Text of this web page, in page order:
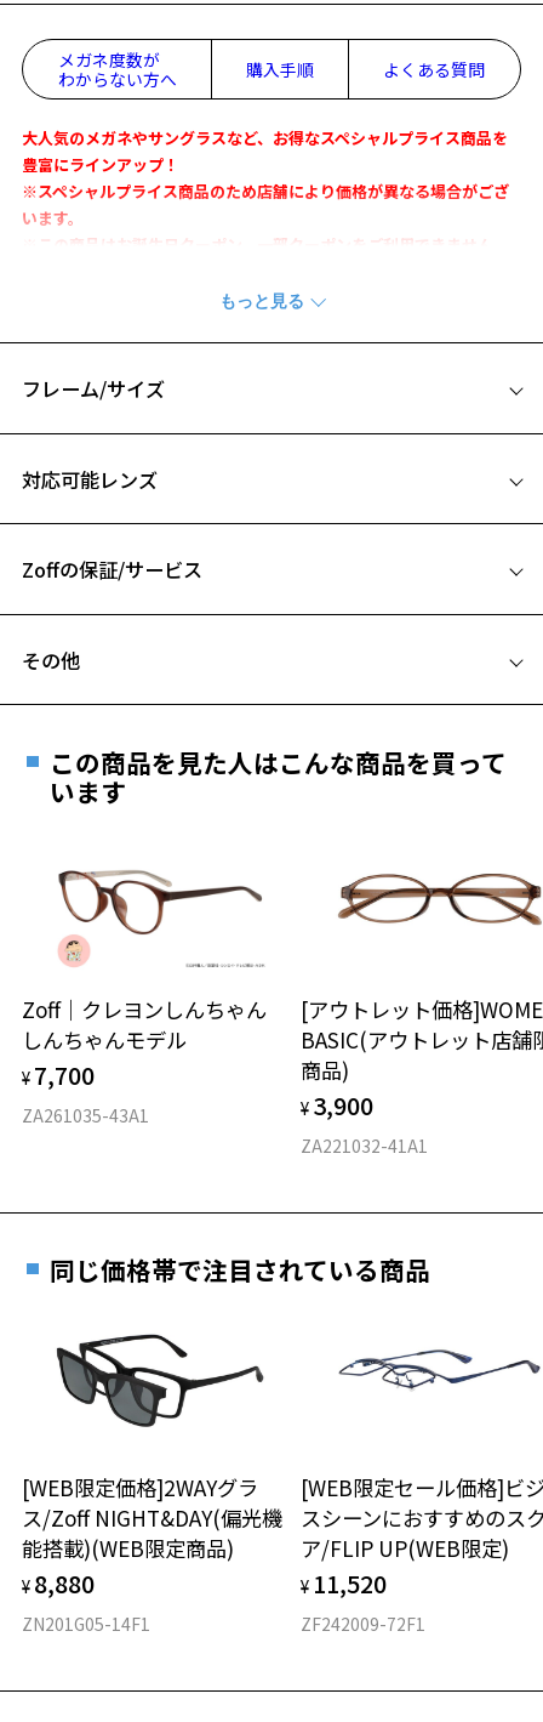
お気に入りリストは
メガネ度数が
わからない方へ
購入手順 よくある質問
大人気のメガネやサングラスなど、お得なスペシャルプライス商品を
豊富にラインアップ！
※スペシャルプライス商品のため店舗により価格が異なる場合がござ
います。
※この商品はお誕生日クーポン、一部クーポンをご利用できません。
・フレームがしなやかな為、壊れにくく、フィット感も抜群。
・微調整可能なアームタイプで快適なかけ心地。
軽くて壊れにくく、その掛け心地の良さで多くの人に愛されてきたZo
曲線的なオーバルデザインで、優しい柔らかな印象を与えます。
サイズが小さめで、女性やお子様にオススメです。
※柄や色味の出方に個体差があり、画像と異なる場合がございます。
Zoff SMART (ゾフ・スマート) ページをみる
フレーム/サイズ
B ブリッジ(鼻部分)の横幅：16mm
お持ちのZoffメガネサイズを確認するには？
仕上がり寸法
D 仕上がりの横幅：約132mm
6.8g
※着脱式サングラス：デモレンズ、アタッチメント込みの重さ
タイプ
材質
フロント素材：スーパーエンジニアリング・プラスチック
対応可能レンズ
フレームとレンズの合計料金を知りたい方へ
Zoffの保証/サービス
安心1 フレーム１年間品質保証
きます。
※保証期間内に交換が行われた場合、保証期間は初期の期間から
延長されません。
安心2 視力測定無料
視力の変化を早めに発見するために、定期的な視
力測定をおすすめいたします。
安心3 かかり具合調整無料
す。
その他
この商品を見た人はこんな商品を買って
います
Zoff｜クレヨンしんちゃん
しんちゃんモデル
¥ 7,700
ZA261035-43A1
[アウトレット価格
BASIC(アウトレット店舗
商品)
¥ 3,900
ZA221032-41A1
同じ価格帯で注目されている商品
[WEB限定価格]2WAYグラ
ス/Zoff NIGHT&DAY(偏光機
能搭載)(WEB限定商品)
¥ 8,880
ZN201G05-14F1
[WEB限定セール価格]ビ
スシーンにおすすめのス
ア/FLIP UP(WEB限定)
¥ 11,520
ZF242009-72F1